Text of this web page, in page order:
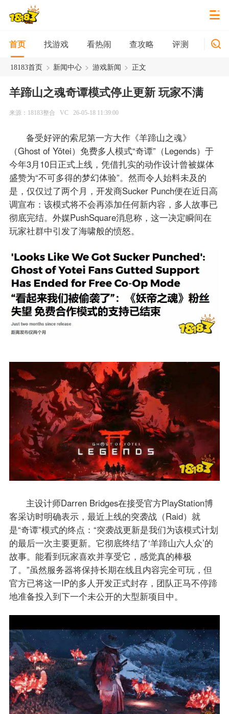
首页 找游戏 看热闹 查攻略 评测 新游
18183首页 > 新闻中心 > 游戏新闻 > 正文
羊蹄山之魂奇谭模式停止更新 玩家不满
来源：18183整合 VC 26-05-18 11:39:00
备受好评的索尼第一方大作《羊蹄山之魂》
（Ghost of Yōtei）免费多人模式“奇谭”（Legends）于
今年3月10日正式上线，凭借扎实的动作设计曾被媒体
盛赞为“不可多得的梦幻体验”。然而令人始料未及的
是，仅仅过了两个月，开发商Sucker Punch便在近日高
调宣布：该模式将不会再添加任何新内容，多人故事已
彻底完结。外媒PushSquare消息称，这一决定瞬间在
玩家社群中引发了海啸般的愤怒。
主设计师Darren Bridges在接受官方PlayStation博
客采访时明确表示，最近上线的突袭战（Raid）就
是“奇谭”模式的终点：“突袭战更新是我们为该模式计划
的最后一次主要更新。它彻底终结了‘羊蹄山六人众’的
故事。能看到玩家喜欢并享受它，感觉真的棒极
了。”虽然服务器将保持长期在线且内容完全可玩，但
官方已将这一IP的多人开发正式封存，团队正马不停蹄
地准备投入到下一个未公开的大型新项目中。